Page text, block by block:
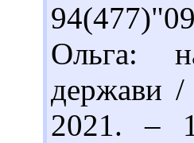
Ольга:
держави
2021. –